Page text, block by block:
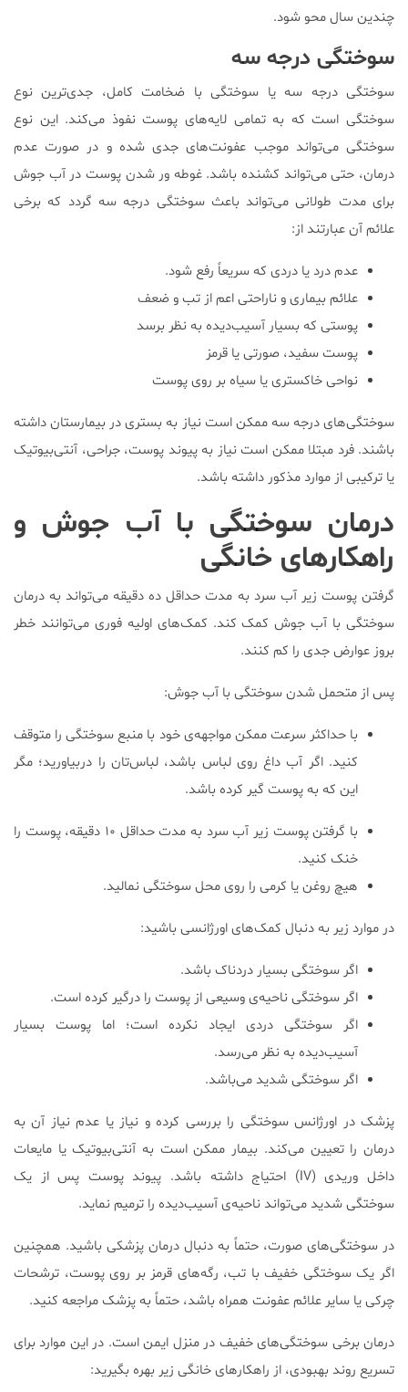
چندین سال محو شود.
سوختگی درجه سه
سوختگی درجه سه یا سوختگی با ضخامت کامل، جدی‌ترین نوع
سوختگی است که به تمامی لایه‌های پوست نفوذ می‌کند. این نوع
سوختگی می‌تواند موجب عفونت‌های جدی شده و در صورت عدم
درمان، حتی می‌تواند کشنده باشد. غوطه ور شدن پوست در آب جوش
برای مدت طولانی می‌تواند باعث سوختگی درجه سه گردد که برخی
علائم آن عبارتند از:
عدم درد یا دردی که سریعاً رفع شود.
علائم بیماری و ناراحتی اعم از تب و ضعف
پوستی که بسیار آسیب‌دیده به نظر برسد
پوست سفید، صورتی یا قرمز
نواحی خاکستری یا سیاه بر روی پوست
سوختگی‌های درجه سه ممکن است نیاز به بستری در بیمارستان داشته
باشند. فرد مبتلا ممکن است نیاز به پیوند پوست، جراحی، آنتی‌بیوتیک
یا ترکیبی از موارد مذکور داشته باشد.
درمان سوختگی با آب جوش و
راهکارهای خانگی
گرفتن پوست زیر آب سرد به مدت حداقل ده دقیقه می‌تواند به درمان
سوختگی با آب جوش کمک کند. کمک‌های اولیه فوری می‌توانند خطر
بروز عوارض جدی را کم کنند.
پس از متحمل شدن سوختگی با آب جوش:
با حداکثر سرعت ممکن مواجهه‌ی خود با منبع سوختگی را متوقف
کنید. اگر آب داغ روی لباس باشد، لباس‌تان را دربیاورید؛ مگر
این که به پوست گیر کرده باشد.
با گرفتن پوست زیر آب سرد به مدت حداقل ۱۰ دقیقه، پوست را
خنک کنید.
هیچ روغن یا کرمی را روی محل سوختگی نمالید.
در موارد زیر به دنبال کمک‌های اورژانسی باشید:
اگر سوختگی بسیار دردناک باشد.
اگر سوختگی ناحیه‌ی وسیعی از پوست را درگیر کرده است.
اگر سوختگی دردی ایجاد نکرده است؛ اما پوست بسیار
آسیب‌دیده به نظر می‌رسد.
اگر سوختگی شدید می‎‌باشد.
پزشک در اورژانس سوختگی را بررسی کرده و نیاز یا عدم نیاز آن به
درمان را تعیین می‌کند. بیمار ممکن است به آنتی‌بیوتیک یا مایعات
داخل وریدی (IV) احتیاج داشته باشد. پیوند پوست پس از یک
سوختگی شدید می‌تواند ناحیه‌ی آسیب‌دیده را ترمیم نماید.
در سوختگی‌های صورت، حتماً به دنبال درمان پزشکی باشید. همچنین
اگر یک سوختگی خفیف با تب، رگه‌های قرمز بر روی پوست، ترشحات
چرکی یا سایر علائم عفونت همراه باشد، حتماً به پزشک مراجعه کنید.
درمان برخی سوختگی‌های خفیف در منزل ایمن است. در این موارد برای
تسریع روند بهبودی، از راهکارهای خانگی زیر بهره بگیرید: